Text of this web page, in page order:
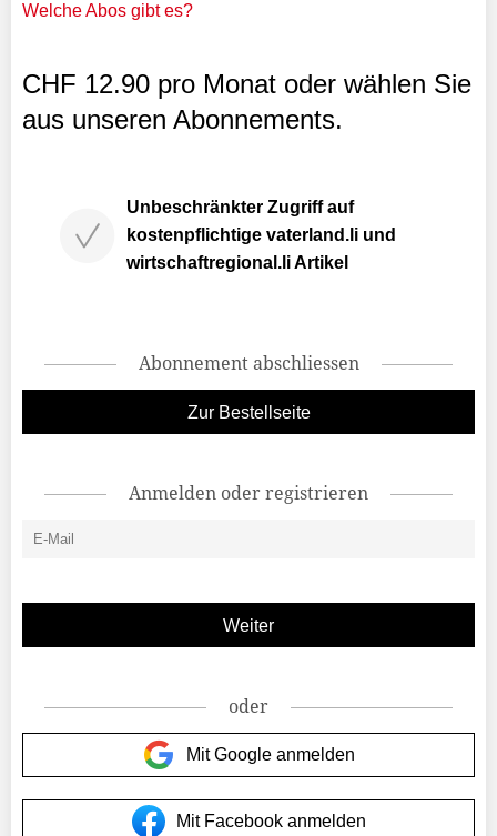
Welche Abos gibt es?
CHF 12.90 pro Monat oder wählen Sie
aus unseren Abonnements.
Unbeschränkter Zugriff auf
kostenpflichtige vaterland.li und
wirtschaftregional.li Artikel
Abonnement abschliessen
Zur Bestellseite
Anmelden oder registrieren
oder
Mit Google anmelden
Mit Facebook anmelden